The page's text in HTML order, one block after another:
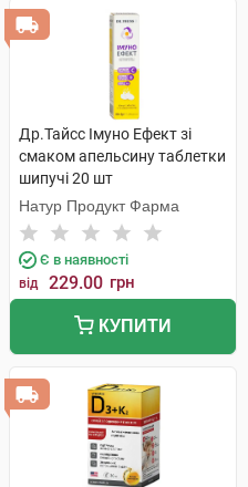
Др.Тайсс Імуно Ефект зі
смаком апельсину таблетки
шипучі 20 шт
Натур Продукт Фарма
Є в наявності
від 229.00 грн
КУПИТИ